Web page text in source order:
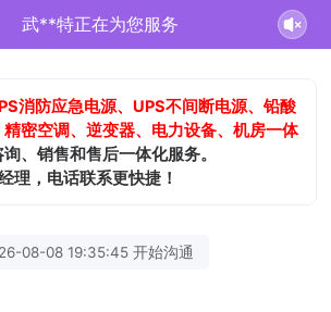
武**特正在为您服务
消防应急电源、UPS不间断电源、铅酸
密空调、逆变器、电力设备、机房一体
、销售和售后一体化服务。
理，电话联系更快捷！
08-08 19:35:45 开始沟通